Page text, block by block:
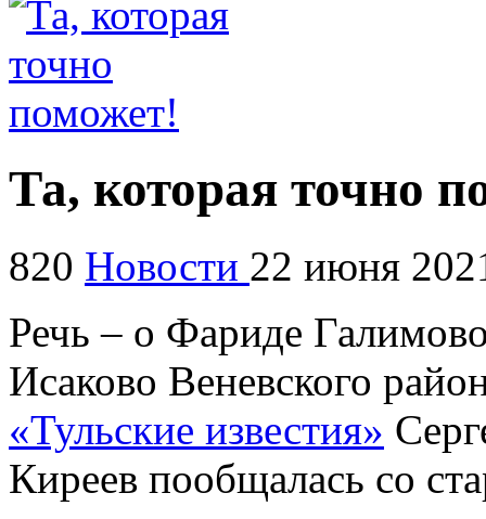
Та, которая точно
820 Новости 22 июня
Речь – о Фариде
Исаково Веневского
«Тульские известия»
Киреев пообщалась со